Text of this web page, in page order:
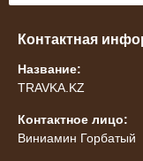
Контактная
Название:
TRAVKA.KZ
Контактное лицо:
Виниамин Горбатый